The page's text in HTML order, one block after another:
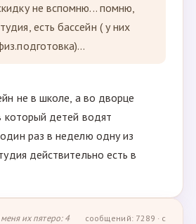
не вспомню... помню,
есть бассейн ( у них
не в школе, а во дворце
который детей водят
раз в неделю одну из
действительно есть в
меня их пятеро: 4
сообщений: 7289 · с